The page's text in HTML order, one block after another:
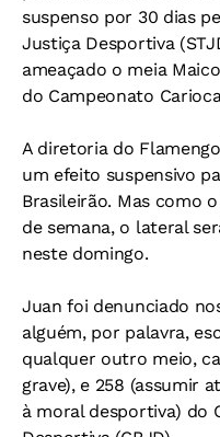
suspenso por 30 dias
Justiça Desportiva
ameaçado o meia
do Campeonato
A diretoria do
um efeito suspensivo
Brasileirão. Mas como
de semana, o lateral
neste domingo.
Juan foi denunciado
alguém, por palavra,
qualquer outro meio,
grave), e 258 (assumir
à moral desportiva) do